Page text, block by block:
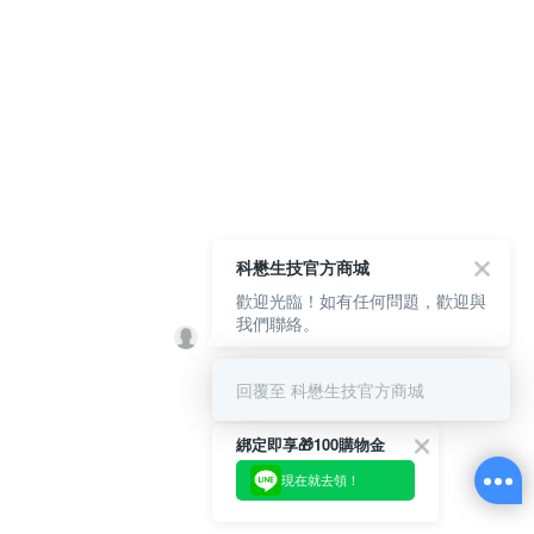
綁定即享🎁100購物金
現在就去領！
科懋生技官方商城
歡迎光臨！如有任何問題，歡迎與
我們聯絡。
回覆至 科懋生技官方商城